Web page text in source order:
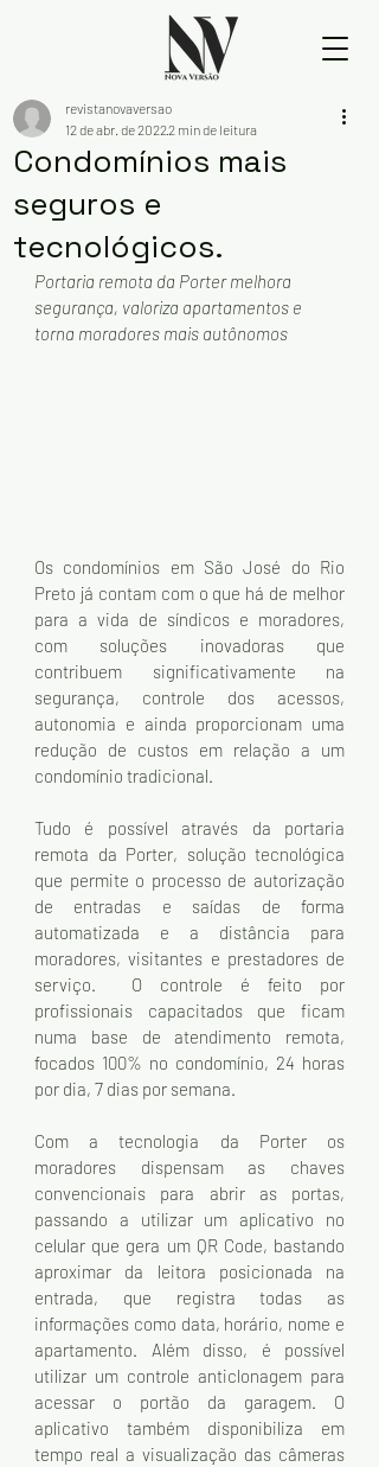
Condomínios mais
seguros e
tecnológicos.
revistanovaversao
12 de abr. de 20222 min de leitura
Portaria remota da Porter melhora
segurança, valoriza apartamentos e
torna moradores mais autônomos
Os condomínios em São José do Rio
Preto já contam com o que há de melhor
para a vida de síndicos e moradores,
com soluções inovadoras que
contribuem significativamente na
segurança, controle dos acessos,
autonomia e ainda proporcionam uma
redução de custos em relação a um
condomínio tradicional.
Tudo é possível através da portaria
remota da Porter, solução tecnológica
que permite o processo de autorização
de entradas e saídas de forma
automatizada e a distância para
moradores, visitantes e prestadores de
serviço.  O controle é feito por
profissionais capacitados que ficam
numa base de atendimento remota,
focados 100% no condomínio, 24 horas
por dia, 7 dias por semana.
Com a tecnologia da Porter os
moradores dispensam as chaves
convencionais para abrir as portas,
passando a utilizar um aplicativo no
celular que gera um QR Code, bastando
aproximar da leitora posicionada na
entrada, que registra todas as
informações como data, horário, nome e
apartamento. Além disso, é possível
utilizar um controle anticlonagem para
acessar o portão da garagem. O
aplicativo também disponibiliza em
tempo real a visualização das câmeras